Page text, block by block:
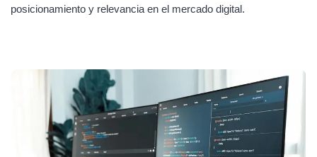
posicionamiento y relevancia en el mercado digital.